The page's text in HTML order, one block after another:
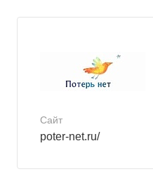
Сайт
poter-net.ru/